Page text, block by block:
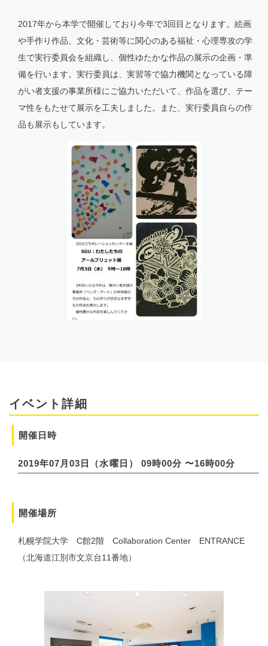
2017年から本学で開催しており今年で3回目となります。絵画
や手作り作品、文化・芸術等に関心のある福祉・心理専攻の学
生で実行委員会を組織し、個性ゆたかな作品の展示の企画・準
備を行います。実行委員は、実習等で協力機関となっている障
がい者支援の事業所様にご協力いただいて、作品を選び、テー
マ性をもたせて展示を工夫しました。また、実行委員自らの作
品も展示もしています。
イベント詳細
開催日時
2019年07月03日（水曜日） 09時00分 〜16時00分
開催場所
札幌学院大学 C館2階 Collaboration Center ENTRANCE
（北海道江別市文京台11番地）